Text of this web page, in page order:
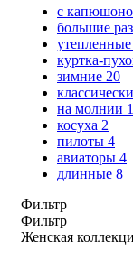
с
большие
утепленные
куртка-
зимние 20
на молнии
косуха 2
пилоты 4
авиаторы 4
длинные 8
Фильтр
Фильтр
Женская